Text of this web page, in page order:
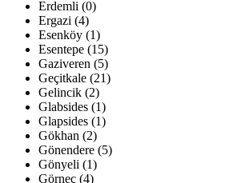
Erdemli (0)
Ergazi (4)
Esenköy (1)
Esentepe (15)
Gaziveren (5)
Geçitkale (21)
Gelincik (2)
Glabsides (1)
Glapsides (1)
Gökhan (2)
Gönendere (5)
Gönyeli (1)
Görneç (4)